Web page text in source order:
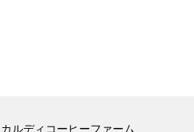
カルディコーヒーファーム